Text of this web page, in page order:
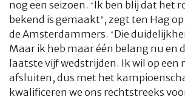
AUTEURS ADVERTEREN
nog een seizoen. ‘Ik ben blij dat het
bekend is gemaakt’, zegt ten Hag
de Amsterdammers. ‘Die
Maar ik heb maar één belang nu en
laatste vijf wedstrijden. Ik wil op een
afsluiten, dus met het
kwalificeren we ons rechtstreeks